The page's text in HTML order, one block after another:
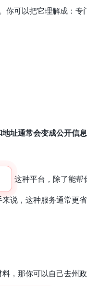
你可以把它理解成：专
址通常会变成公开信息
这种平台，除了能帮
说，这种服务通常更省
，那你可以自己去州